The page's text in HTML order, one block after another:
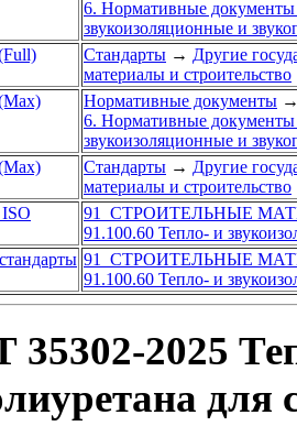
6. Нормативные документы
звукоизоляционные и
Стандарты → Другие
материалы и строительство
Нормативные документы
6. Нормативные документы
звукоизоляционные и
Стандарты → Другие
материалы и строительство
91 СТРОИТЕЛЬНЫЕ
91.100.60 Тепло- и
91 СТРОИТЕЛЬНЫЕ
91.100.60 Тепло- и
2025
для